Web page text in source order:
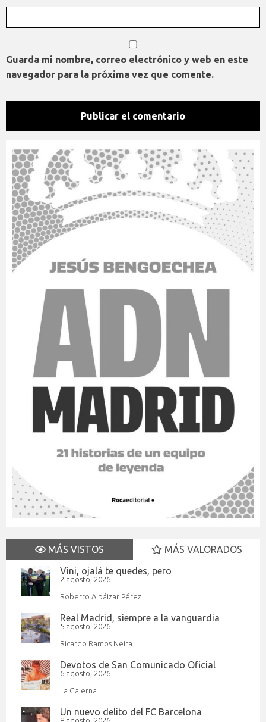
Guarda mi nombre, correo electrónico y web en este
navegador para la próxima vez que comente.
MÁS VISTOS
MÁS VALORADOS
Vini, ojalá te quedes, pero
2 agosto, 2026
Roberto Albáizar Pérez
Real Madrid, siempre a la vanguardia
5 agosto, 2026
Ricardo Ramos Neira
Devotos de San Comunicado Oficial
6 agosto, 2026
La Galerna
Un nuevo delito del FC Barcelona
8 agosto, 2026